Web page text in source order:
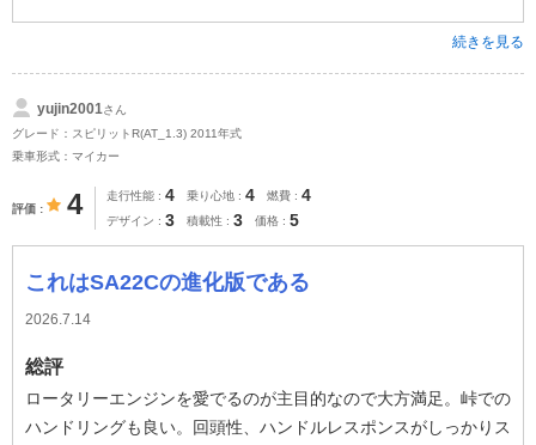
続きを見る
yujin2001さん
グレード：スピリットR(AT_1.3) 2011年式
乗車形式：マイカー
評価 4 走行性能 4 乗り心地 4 燃費 4
デザイン 3 積載性 3 価格 5
これはSA22Cの進化版である
2026.7.14
総評
ロータリーエンジンを愛でるのが主目的なので大方満足。峠での
ハンドリングも良い。回頭性、ハンドルレスポンスがしっかりス